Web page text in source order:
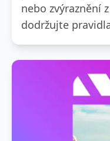
nebo zvýraznění
dodržujte